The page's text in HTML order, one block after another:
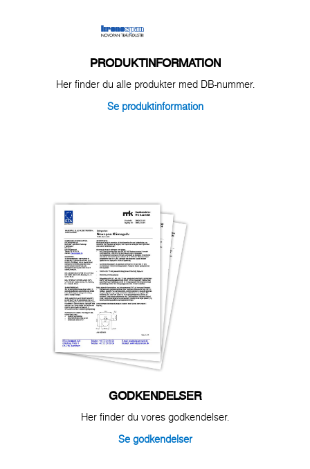
PRODUKTINFORMATION
Her finder du alle produkter med DB-nummer.
Se produktinformation
GODKENDELSER
Her finder du vores godkendelser.
Se godkendelser